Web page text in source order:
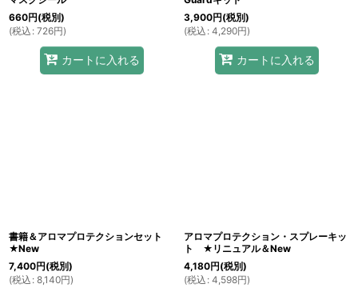
660円(税別)
(税込 : 726円)
カートに入れる
3,900円(税別)
(税込 : 4,290円)
カートに入れる
書籍＆アロマプロテクションセット
★New
7,400円(税別)
(税込 : 8,140円)
アロマプロテクション・スプレーキッ
ト ★リニュアル＆New
4,180円(税別)
(税込 : 4,598円)